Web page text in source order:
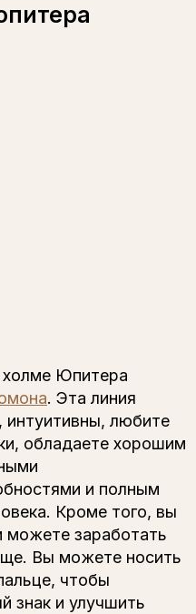
холме Юпитера
. Эта линия
интуитивны, любите
обладаете хорошим
и полным
Кроме того, вы
можете заработать
Вы можете носить
чтобы
знак и улучшить